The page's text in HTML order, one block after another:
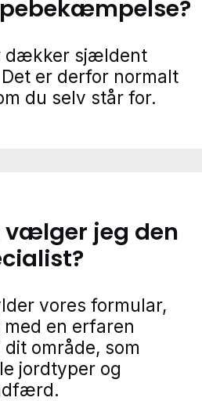
dækker sjældent
er derfor normalt
du selv står for.
vælger jeg den
vores formular,
en erfaren
område, som
jordtyper og